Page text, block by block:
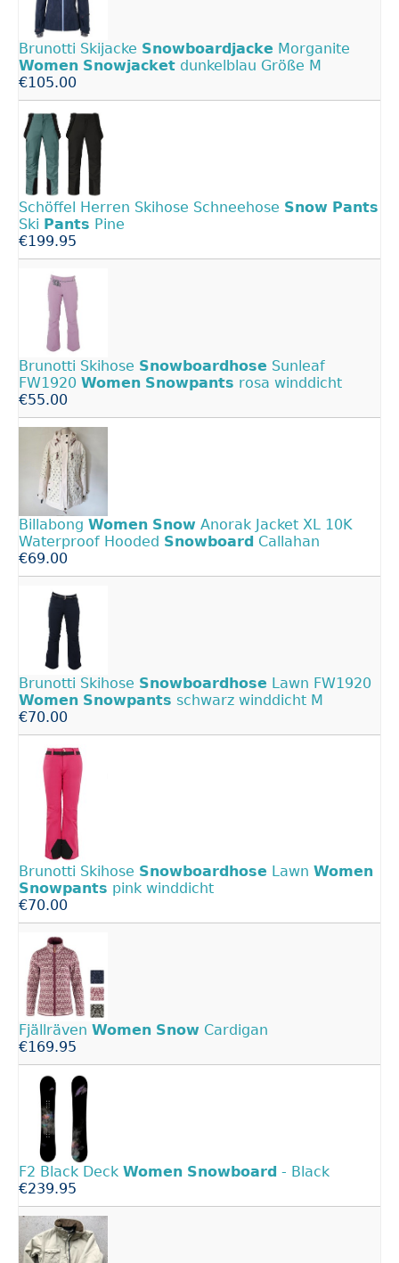
Brunotti Skijacke Snowboardjacke Morganite
Women Snowjacket dunkelblau Größe M
€105.00
Schöffel Herren Skihose Schneehose Snow Pants
Ski Pants Pine
€199.95
Brunotti Skihose Snowboardhose Sunleaf
FW1920 Women Snowpants rosa winddicht
€55.00
Billabong Women Snow Anorak Jacket XL 10K
Waterproof Hooded Snowboard Callahan
€69.00
Brunotti Skihose Snowboardhose Lawn FW1920
Women Snowpants schwarz winddicht M
€70.00
Brunotti Skihose Snowboardhose Lawn Women
Snowpants pink winddicht
€70.00
Fjällräven Women Snow Cardigan
€169.95
F2 Black Deck Women Snowboard - Black
€239.95